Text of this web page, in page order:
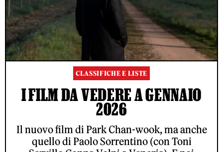
CLASSIFICHE E LISTE
I FILM DA VEDERE A GENNAIO
2026
Il nuovo film di Park Chan-wook, ma anche
quello di Paolo Sorrentino (con Toni